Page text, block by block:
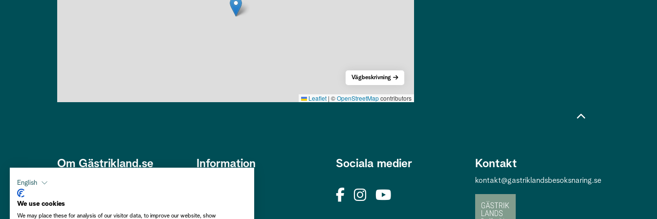
Leaflet | ©OpenStreetMapcontributors
Vägbeskrivning
Om Gästrikland.se
Ek. Förening i ett samarbete med
Gästrikekommunerna i syfte att
Information Sociala medier Kontakt
kontakt@gastriklandsbesoksnaring.se
English
We use cookies
We may place these for analysis of our visitor data, to improve our website, show